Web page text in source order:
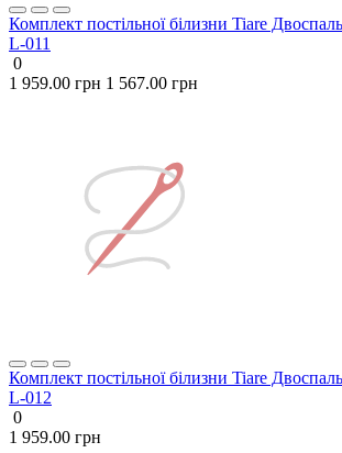
Комплект постільної білизни Tiare
L-011
0
1 959.00 грн 1 567.00 грн
Комплект постільної білизни Tiare
L-012
0
1 959.00 грн